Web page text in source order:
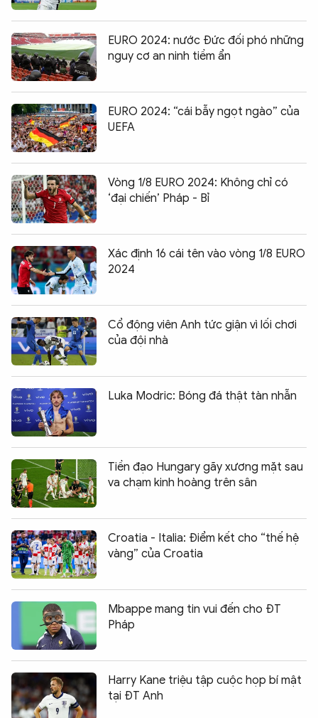
EURO 2024: nước Đức đối phó những
nguy cơ an ninh tiềm ẩn
EURO 2024: “cái bẫy ngọt ngào” của
UEFA
Vòng 1/8 EURO 2024: Không chỉ có
‘đại chiến’ Pháp - Bỉ
Xác định 16 cái tên vào vòng 1/8 EURO
2024
Cổ động viên Anh tức giận vì lối chơi
của đội nhà
Luka Modric: Bóng đá thật tàn nhẫn
Tiền đạo Hungary gãy xương mặt sau
va chạm kinh hoàng trên sân
Croatia - Italia: Điểm kết cho “thế hệ
vàng” của Croatia
Mbappe mang tin vui đến cho ĐT
Pháp
Harry Kane triệu tập cuộc họp bí mật
tại ĐT Anh